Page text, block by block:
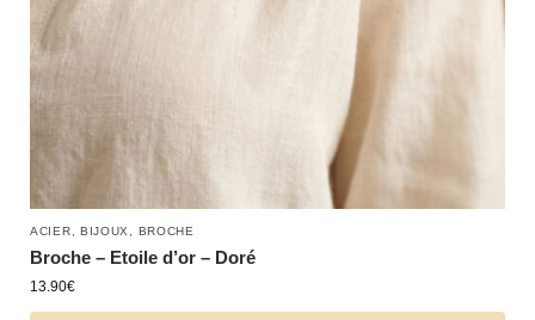
ACIER BIJOUX BROCHE
Broche – Etoile d’or – Doré
13.90€